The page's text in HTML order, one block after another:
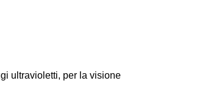
ultravioletti, per la visione